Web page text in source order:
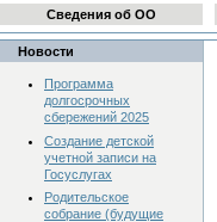
Сведения об ОО
Новости
Программа
долгосрочных
сбережений 2025
Создание детской
учетной записи на
Госуслугах
Родительское
собрание (будущие